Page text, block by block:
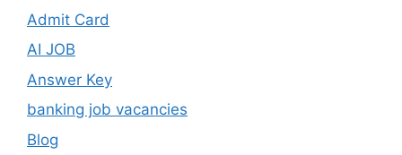
Admit Card
AI JOB
Answer Key
banking job vacancies
Blog